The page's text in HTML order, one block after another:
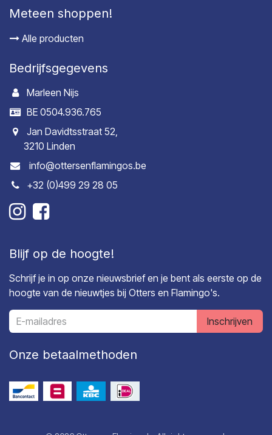
Meteen shoppen!
Alle producten
Bedrijfsgegevens
Marleen Nijs
BE 0504.936.765
Jan Davidtsstraat 52,
3210 Linden
info@ottersenflamingos.be
+32 (0)499 29 28 05
Blijf op de hoogte!
Schrijf je in op onze nieuwsbrief en je bent als eerste op de
hoogte van de nieuwtjes bij Otters en Flamingo's.
Inschrijven
Onze betaalmethoden